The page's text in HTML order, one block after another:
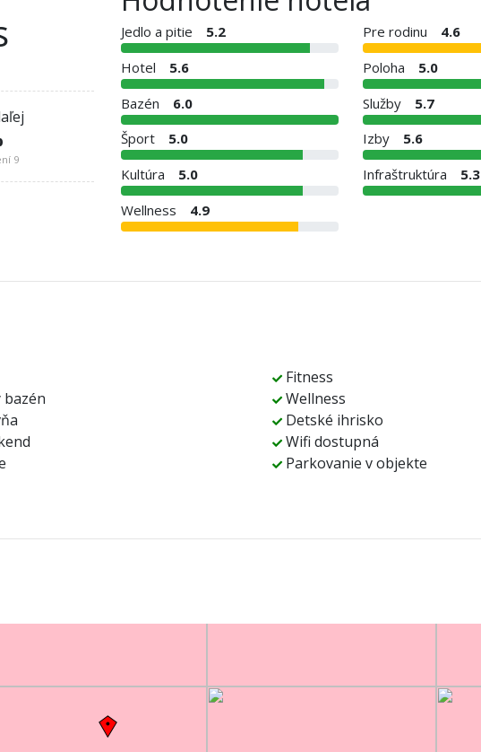
9
Jedlo a pitie 5.2 Pre rodinu
4.6
Hotel
5.6 Poloha
5.0
Bazén
6.0 Služby
5.7
Šport
5.0 Izby
5.6
Kultúra
5.0 Infraštruktúra
5.3
Wellness
4.9
Fitness
bazén
Wellness
Detské ihrisko
Wifi dostupná
Parkovanie v objekte